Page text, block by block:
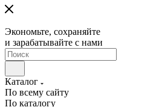
Экономьте, сохраняйте
и зарабатывайте с нами
Каталог
По всему сайту
По каталогу